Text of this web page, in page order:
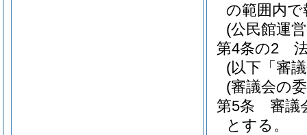
の範囲内
(公民館運
第4条の2
(以下「審
(審議会の
第5条
審議
とする。